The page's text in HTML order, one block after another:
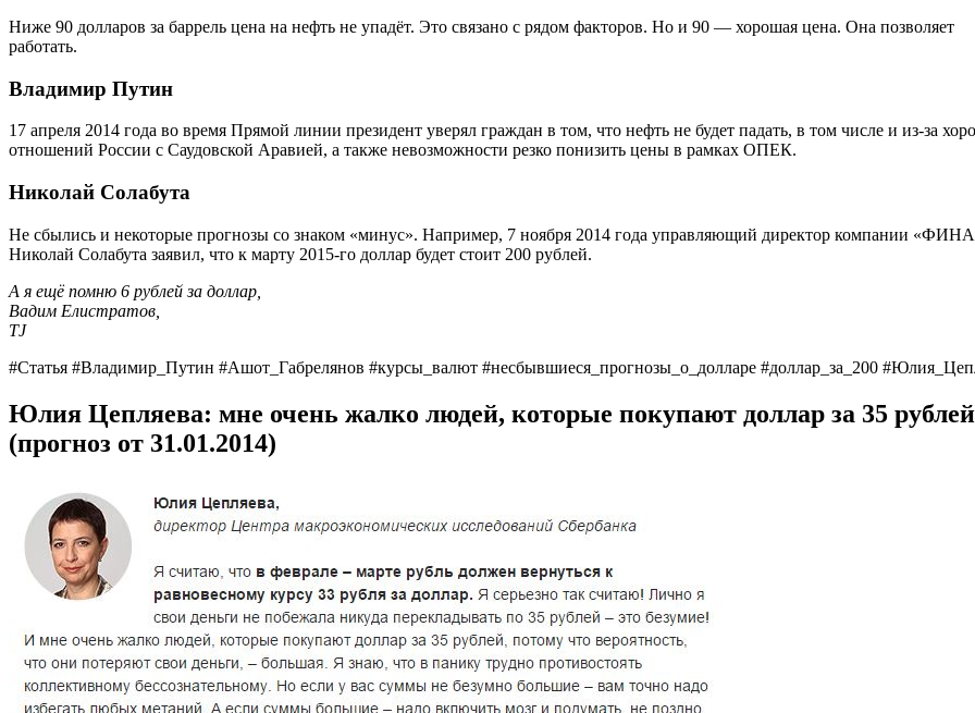
Ниже 90 долларов за баррель цена на нефть не упадёт. Это связано с рядом факторов. Но и 90 — хорошая цена. Она позволяет
работать.
Владимир Путин
17 апреля 2014 года во время Прямой линии президент уверял граждан в том, что нефть не будет падать, в том числе и из-за
отношений России с Саудовской Аравией, а также невозможности резко понизить цены в рамках ОПЕК.
Николай Солабута
Не сбылись и некоторые прогнозы со знаком «минус». Например, 7 ноября 2014 года управляющий директор компании
Николай Солабута заявил, что к марту 2015-го доллар будет стоит 200 рублей.
А я ещё помню 6 рублей за доллар,
Вадим Елистратов,
TJ
#Статья #Владимир_Путин #Ашот_Габрелянов #курсы_валют #несбывшиеся_прогнозы_о_долларе #доллар_за_200
Юлия Цепляева: мне очень жалко людей, которые покупают доллар за 35 рублей
(прогноз от 31.01.2014)